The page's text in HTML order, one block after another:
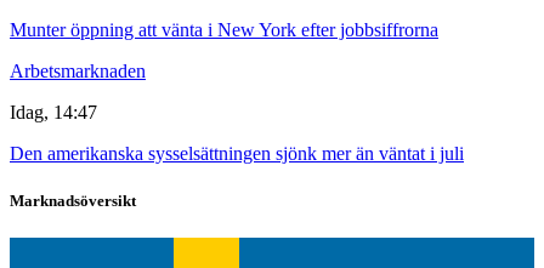
Munter öppning att vänta i New York efter jobbsiffrorna
Arbetsmarknaden
Idag, 14:47
Den amerikanska sysselsättningen sjönk mer än väntat i juli
Marknadsöversikt